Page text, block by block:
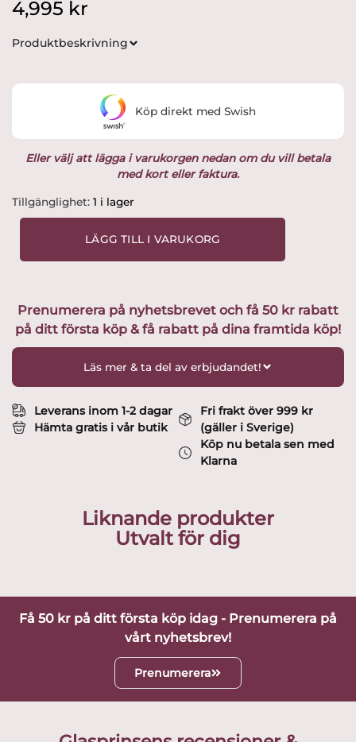
4,995 kr
Produktbeskrivning
Eller välj att lägga i varukorgen nedan om du vill betala
med kort eller faktura.
Tillgänglighet: 1 i lager
Gustavsberg
Maxi
design
Lisa
LÄGG TILL I VARUKORG
Köp direkt med Swish
Prenumerera på nyhetsbrevet och få 50 kr rabatt
på ditt första köp & få rabatt på dina framtida köp!
Läs mer & ta del av erbjudandet!
Leverans inom 1-2 dagar
Hämta gratis i vår butik
Fri frakt över 999 kr
(gäller i Sverige)
Köp nu betala sen med
Klarna
Liknande produkter
Utvalt för dig
Få 50 kr på ditt första köp idag - Prenumerera på
vårt nyhetsbrev!
Prenumerera